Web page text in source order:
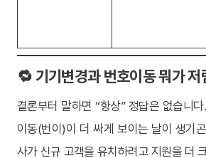
🔁 기기변경과 번호이동 뭐가 저
결론부터 말하면 “항상” 정답은 없습니
이동(번이)이 더 싸게 보이는 날이 생기
사가 신규 고객을 유치하려고 지원을 더